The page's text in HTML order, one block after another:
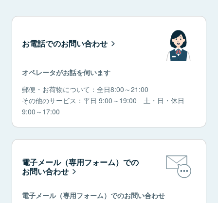
お電話でのお問い合わせ
オペレータがお話を伺います
郵便・お荷物について：全日8:00～21:00
その他のサービス：平日 9:00～19:00 土・日・休日
9:00～17:00
電子メール（専用フォーム）での
お問い合わせ
電子メール（専用フォーム）でのお問い合わせ